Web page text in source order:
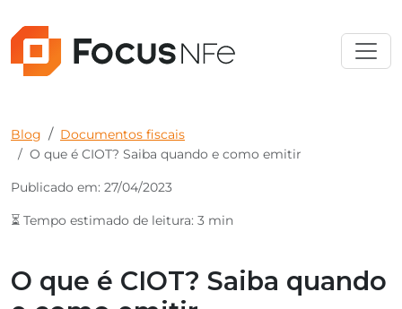
Blog
Documentos fiscais
O que é CIOT? Saiba quando e como emitir
Publicado em: 27/04/2023
⏳ Tempo estimado de leitura: 3 min
O que é CIOT? Saiba quando